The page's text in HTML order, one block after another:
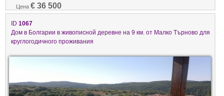
Цена € 36 500
ID 1067
Дом в Болгарии в живописной деревне на 9 км. от Малко Търново для
круглогодичного проживания